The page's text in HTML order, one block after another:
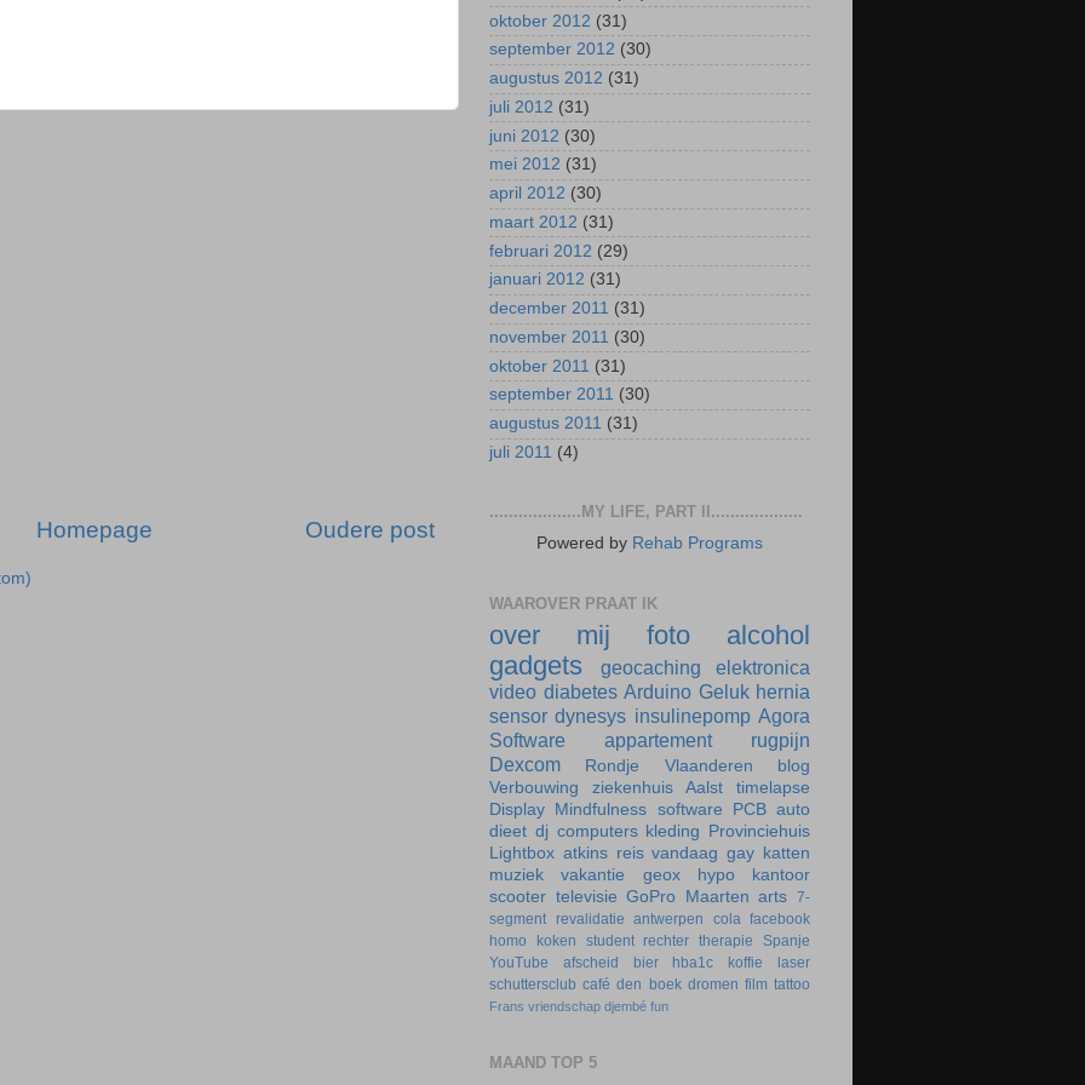
Oudere post
Homepage
oktober 2012 (31)
september 2012 (30)
augustus 2012 (31)
juli 2012 (31)
juni 2012 (30)
mei 2012 (31)
april 2012 (30)
maart 2012 (31)
februari 2012 (29)
januari 2012 (31)
december 2011 (31)
november 2011 (30)
oktober 2011 (31)
september 2011 (30)
augustus 2011 (31)
juli 2011 (4)
...................MY LIFE, PART II...................
Powered by Rehab Programs
WAAROVER PRAAT IK
over mij foto
alcohol
gadgets
geocaching
elektronica
video diabetes Arduino Geluk hernia
sensor dynesys insulinepomp Agora
Software
appartement
rugpijn
Dexcom
Rondje Vlaanderen
blog
Verbouwing
ziekenhuis Aalst
timelapse
Display
Mindfulness software PCB auto
dieet dj computers kleding
Provinciehuis
Lightbox atkins reis vandaag gay katten
muziek
vakantie geox hypo
kantoor
scooter televisie GoPro Maarten arts 7-
segment revalidatie antwerpen cola facebook
homo
koken student rechter therapie
Spanje
YouTube
afscheid bier hba1c koffie
laser
schuttersclub café den boek dromen film tattoo
Frans vriendschap djembé fun
MAAND TOP 5